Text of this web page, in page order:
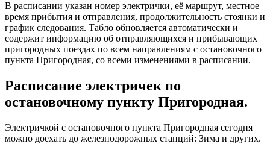
В расписании указан номер электрички, её маршрут, местное
время прибытия и отправления, продолжительность стоянки и
график следования. Табло обновляется автоматически и
содержит информацию об отправляющихся и прибывающих
пригородных поездах по всем направлениям с остановочного
пункта Пригородная, со всеми изменениями в расписании.
Расписание электричек по
остановочному пункту Пригородная.
Электричкой с остановочного пункта Пригородная сегодня
можно доехать до железнодорожных станций: Зима и других.